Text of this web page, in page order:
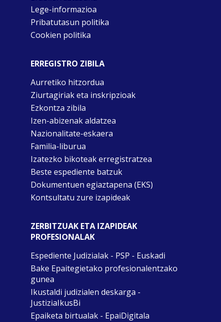
Lege-informazioa
Pribatutasun politika
Cookien politika
ERREGISTRO ZIBILA
Aurretiko hitzordua
Ziurtagiriak eta inskripzioak
Ezkontza zibila
Izen-abizenak aldatzea
Nazionalitate-eskaera
Familia-liburua
Izatezko bikoteak erregistratzea
Beste espediente batzuk
Dokumentuen egiaztapena (EKS)
Kontsultatu zure izapideak
ZERBITZUAK ETA IZAPIDEAK
PROFESIONALAK
Espediente Judizialak - PSP - Euskadi
Bake Epaitegietako profesionalentzako
gunea
Ikustaldi judizialen deskarga -
JustiziaIkusBi
Epaiketa birtualak - EpaiDigitala